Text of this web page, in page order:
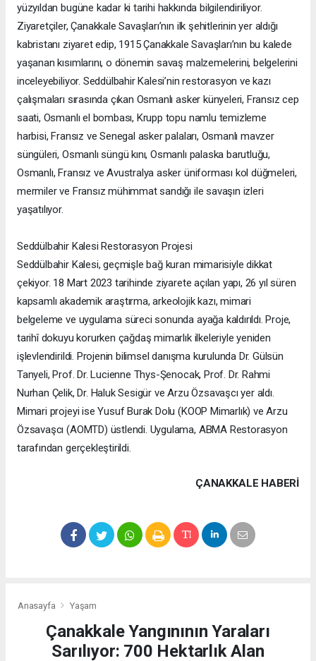
yüzyıldan bugüne kadar ki tarihi hakkında bilgilendiriliyor.
Ziyaretçiler, Çanakkale Savaşları’nın ilk şehitlerinin yer aldığı
kabristanı ziyaret edip, 1915 Çanakkale Savaşları’nın bu kalede
yaşanan kısımlarını, o dönemin savaş malzemelerini, belgelerini
inceleyebiliyor. Seddülbahir Kalesi’nin restorasyon ve kazı
çalışmaları sırasında çıkan Osmanlı asker künyeleri, Fransız cep
saati, Osmanlı el bombası, Krupp topu namlu temizleme
harbisi, Fransız ve Senegal asker palaları, Osmanlı mavzer
süngüleri, Osmanlı süngü kını, Osmanlı palaska barutluğu,
Osmanlı, Fransız ve Avustralya asker üniforması kol düğmeleri,
mermiler ve Fransız mühimmat sandığı ile savaşın izleri
yaşatılıyor.
Seddülbahir Kalesi Restorasyon Projesi
Seddülbahir Kalesi, geçmişle bağ kuran mimarisiyle dikkat
çekiyor. 18 Mart 2023 tarihinde ziyarete açılan yapı, 26 yıl süren
kapsamlı akademik araştırma, arkeolojik kazı, mimari
belgeleme ve uygulama süreci sonunda ayağa kaldırıldı. Proje,
tarihî dokuyu korurken çağdaş mimarlık ilkeleriyle yeniden
işlevlendirildi. Projenin bilimsel danışma kurulunda Dr. Gülsün
Tanyeli, Prof. Dr. Lucienne Thys-Şenocak, Prof. Dr. Rahmi
Nurhan Çelik, Dr. Haluk Sesigür ve Arzu Özsavaşcı yer aldı.
Mimari projeyi ise Yusuf Burak Dolu (KOOP Mimarlık) ve Arzu
Özsavaşcı (AOMTD) üstlendi. Uygulama, ABMA Restorasyon
tarafından gerçekleştirildi.
ÇANAKKALE HABERİ
Anasayfa Yaşam
Çanakkale Yangınının Yaraları
Sarılıyor: 700 Hektarlık Alan